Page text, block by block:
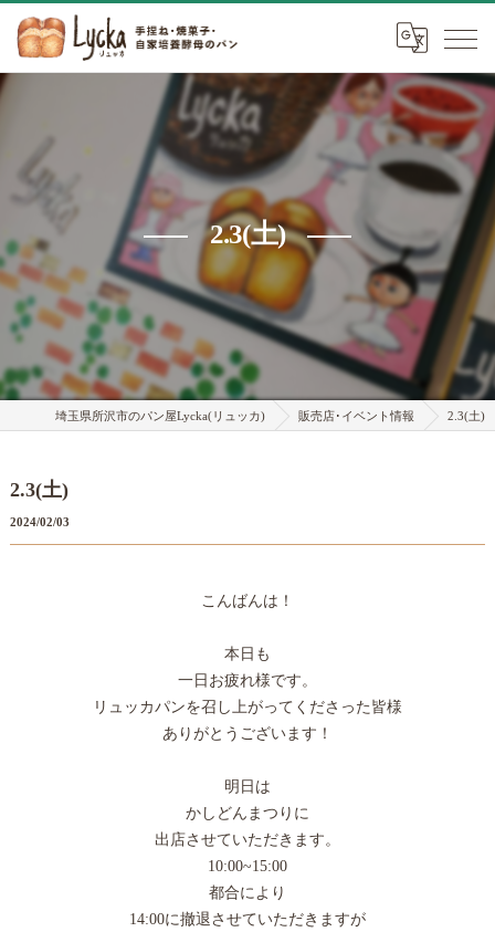
2.3(土)
埼玉県所沢市のパン屋Lycka(リュッカ) 販売店･イベント情報 2.3(土)
2.3(土)
2024/02/03
こんばんは！
本日も
一日お疲れ様です。
リュッカパンを召し上がってくださった皆様
ありがとうございます！
明日は
かしどんまつりに
出店させていただきます。
10:00~15:00
都合により
14:00に撤退させていただきますが